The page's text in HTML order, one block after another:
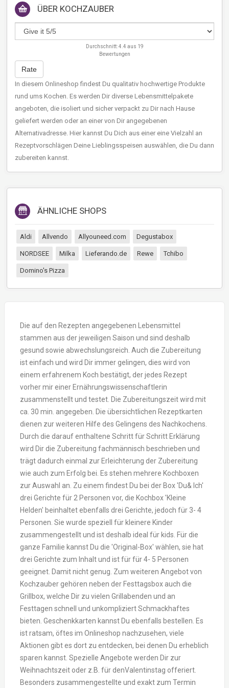
AKTION
ÜBER KOCHZAUBER
Durchschnitt:4.4 aus 19
Bewertungen
Rate
In diesem Onlineshop findest Du qualitativ hochwertige Produkte
rund ums Kochen. Es werden Dir diverse Lebensmittelpakete
angeboten, die isoliert und sicher verpackt zu Dir nach Hause
geliefert werden oder an einer von Dir angegebenen
Alternativadresse. Hier kannst Du Dich aus einer eine Vielzahl an
Rezeptvorschlägen Deine Lieblingsspeisen auswählen, die Du dann
zubereiten kannst.
ÄHNLICHE SHOPS
Aldi Allvendo Allyouneed.com Degustabox
NORDSEE Milka Lieferando.de Rewe Tchibo
Domino's Pizza
Die auf den Rezepten angegebenen Lebensmittel
stammen aus der jeweiligen Saison und sind deshalb
gesund sowie abwechslungsreich. Auch die Zubereitung
ist einfach und wird Dir immer gelingen, dies wird von
einem erfahrenem Koch bestätigt, der jedes Rezept
vorher mir einer Ernährungswissenschaftlerin
zusammenstellt und testet. Die Zubereitungszeit wird mit
ca. 30 min. angegeben. Die übersichtlichen Rezeptkarten
dienen zur weiteren Hilfe des Gelingens des Nachkochens.
Durch die darauf enthaltene Schritt für Schritt Erklärung
wird Dir die Zubereitung fachmännisch beschrieben und
trägt dadurch einmal zur Erleichterung der Zubereitung
wie auch zum Erfolg bei. Es stehen mehrere Kochboxen
zur Auswahl an. Zu einem findest Du bei der Box 'Du& Ich'
drei Gerichte für 2 Personen vor, die Kochbox 'Kleine
Helden' beinhaltet ebenfalls drei Gerichte, jedoch für 3- 4
Personen. Sie wurde speziell für kleinere Kinder
zusammengestellt und ist deshalb ideal für kids. Für die
ganze Familie kannst Du die 'Original-Box' wählen, sie hat
drei Gerichte zum Inhalt und ist für für 4- 5 Personen
geeignet. Damit nicht genug. Zum weiteren Angebot von
Kochzauber gehören neben der Festtagsbox auch die
Grillbox, welche Dir zu vielen Grillabenden und an
Festtagen schnell und unkompliziert Schmackhaftes
bieten. Geschenkkarten kannst Du ebenfalls bestellen. Es
ist ratsam, öftes im Onlineshop nachzusehen, viele
Aktionen gibt es dort zu entdecken, bei denen Du erheblich
sparen kannst. Spezielle Angebote werden Dir zur
Weihnachtszeit oder z.B. für denValentinstag offeriert.
Besonders zusammengestellte und exakt zum Termin